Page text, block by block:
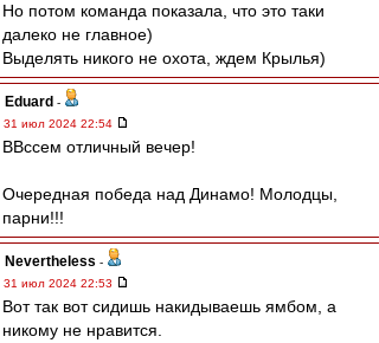
Но потом команда показала, что это таки
далеко не главное)
Выделять никого не охота, ждем Крылья)
Eduard -
31 июл 2024 22:54
ВВссем отличный вечер!
Очередная победа над Динамо! Молодцы,
парни!!!
Nevertheless -
31 июл 2024 22:53
Вот так вот сидишь накидываешь ямбом, а
никому не нравится.